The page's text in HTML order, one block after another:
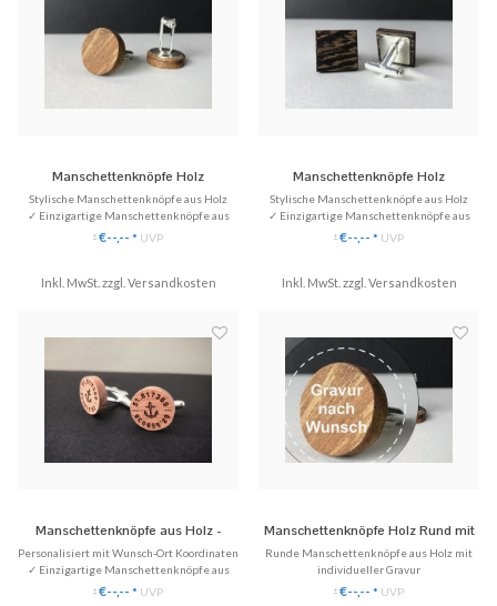
Manschettenknöpfe Holz
'Minimalism Perfectly Round'
Stylische Manschettenknöpfe aus Holz
✓ Einzigartige Manschettenknöpfe aus
Echtholz.
✓ Stilvoll & Nachhaltig
♥ Gratis Versand (DE)
*€--,-- * UVP
Inkl. MwSt. zzgl. Versandkosten
Manschettenknöpfe Holz
'Gentleman Square'
Stylische Manschettenknöpfe aus Holz
✓ Einzigartige Manschettenknöpfe aus
Echtholz.
✓ Stilvoll & Nachhaltig
♥ Gratis Versand (DE)
*€--,-- * UVP
Inkl. MwSt. zzgl. Versandkosten
Manschettenknöpfe aus Holz -
Hochzeit 'Koordinaten'
Personalisiert mit Wunsch-Ort Koordinaten
✓ Einzigartige Manschettenknöpfe aus
Echtholz.
✓ Handgefertigt, eingefasst in Edelstahl
*€--,-- * UVP
Manschettenknöpfe Holz Rund mit
Gravur
Runde Manschettenknöpfe aus Holz mit
individueller Gravur
✓ Rund Manschettenknöpfe aus Echtholz.
✓ Eingefasst in hochwertigem Edelstahl
*€--,-- * UVP